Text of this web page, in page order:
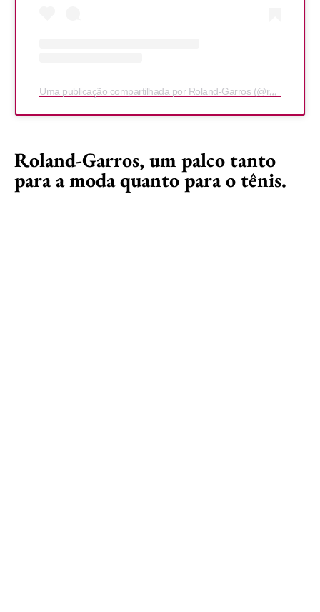
Uma publicação compartilhada por Roland-Garros (@rolandgarros)
Roland-Garros, um palco tanto
para a moda quanto para o tênis.